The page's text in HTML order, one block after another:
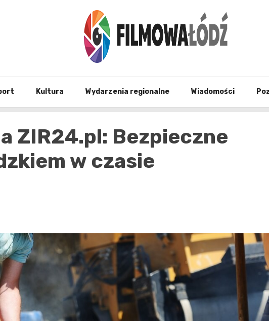
Kultura Wydarzenia regionalne Wiadomości
ZIR24.pl: Bezpieczne
w czasie